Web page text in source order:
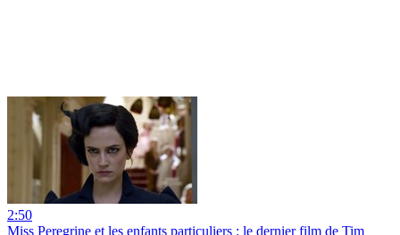
2:50
Miss Peregrine et les enfants particuliers : le dernier film de Tim